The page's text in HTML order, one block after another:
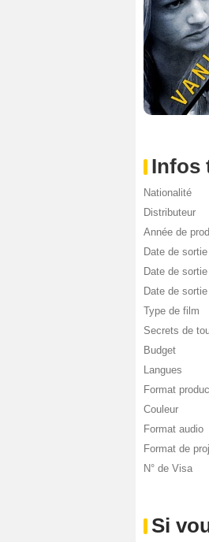
Infos
Nationalité
Distributeur
Année de
Date de
Date de
Date de
Type de film
Secrets de
Budget
Langues
Format
Couleur
Format audio
Format de
N° de Visa
Si